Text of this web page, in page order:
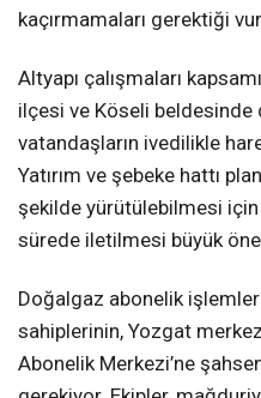
kaçırmamaları gerektiği
Altyapı çalışmaları
ilçesi ve Köseli
vatandaşların ivedilikle
Yatırım ve şebeke hattı
şekilde yürütülebilmesi
sürede iletilmesi büyük
Doğalgaz abonelik
sahiplerinin, Yozgat
Abonelik Merkezi’ne